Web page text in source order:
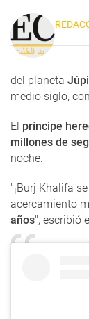
del planeta
medio siglo,
El príncipe
millones de
noche.
"¡Burj Khalifa
acercamiento
años", escribió